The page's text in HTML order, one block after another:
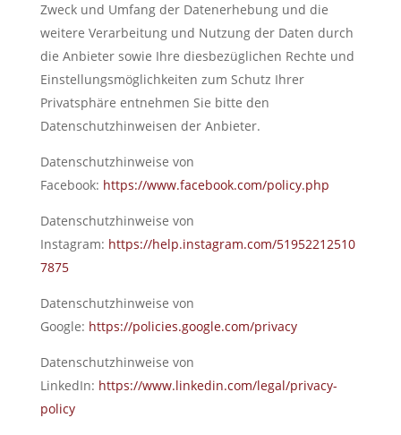
Zweck und Umfang der Datenerhebung und die
weitere Verarbeitung und Nutzung der Daten durch
die Anbieter sowie Ihre diesbezüglichen Rechte und
Einstellungsmöglichkeiten zum Schutz Ihrer
Privatsphäre entnehmen Sie bitte den
Datenschutzhinweisen der Anbieter.
Datenschutzhinweise von
Facebook: https://www.facebook.com/policy.php
Datenschutzhinweise von
Instagram: https://help.instagram.com/51952212510
7875
Datenschutzhinweise von
Google: https://policies.google.com/privacy
Datenschutzhinweise von
LinkedIn: https://www.linkedin.com/legal/privacy-
policy